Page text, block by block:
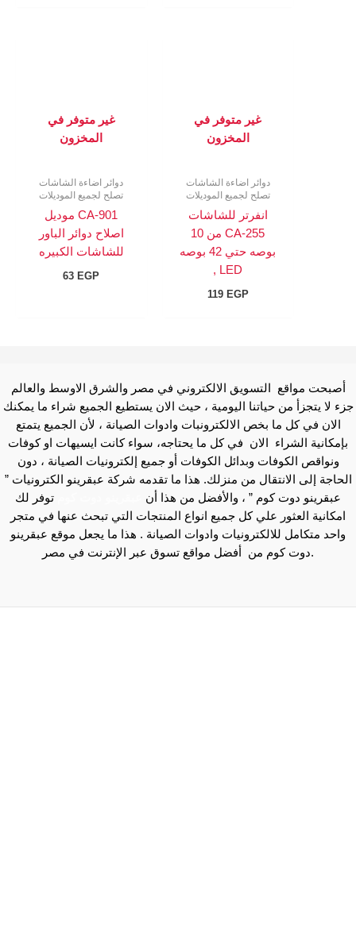
غير متوفر في
المخزون
دوائر اضاءة الشاشات
تصلح لجميع الموديلات
انفرتر للشاشات
CA-255 من 10
بوصه حتي 42 بوصه
LED ,
119 EGP
غير متوفر في
المخزون
دوائر اضاءة الشاشات
تصلح لجميع الموديلات
CA-901 موديل
اصلاح دوائر الباور
للشاشات الكبيره
63 EGP
أصبحت مواقع التسويق الالكتروني في مصر والشرق الاوسط والعالم
جزء لا يتجزأ من حياتنا اليومية ، حيث الان يستطيع الجميع شراء ما يمكنك
الان في كل ما بخص الالكترونبات وادوات الصيانة ، لأن الجميع يتمتع
بإمكانية الشراء الان في كل ما يحتاجه، سواء كانت ايسيهات او كوفات
ونواقص الكوفات وبدائل الكوفات أو جميع إلكترونيات الصيانة ، دون
الحاجة إلى الانتقال من منزلك. هذا ما تقدمه شركة عبقرينو الكترونيات ”
عبقرينو دوت كوم ” ، والأفضل من هذا أن
توفر لك
امكانية العثور علي كل جميع انواع المنتجات التي تبحث عنها في متجر
واحد متكامل للالكترونيات وادوات الصيانة . هذا ما يجعل موقع عبقرينو
دوت كوم من أفضل مواقع تسوق عبر الإنترنت في مصر.